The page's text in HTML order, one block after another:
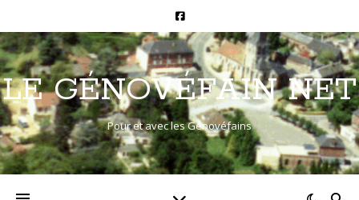
LE GÉNOVÉFAIN NET
Pour et avec les Génovéfains